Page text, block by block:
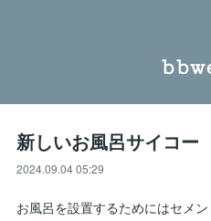
新しいお風呂サイコー
2024.09.04 05:29
お風呂を設置するためにはセメ